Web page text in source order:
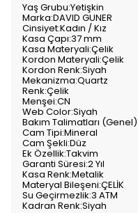
Yaş Grubu:Yetişkin
Marka:DAVID GUNER
Cinsiyet:Kadın / Kız
Kasa Çapı:37 mm
Kasa Materyali:Çelik
Kordon Materyali:Çelik
Kordon Renk:Siyah
Mekanizma:Quartz
Renk:Çelik
Menşei:CN
Web Color:Siyah
Bakım Talimatları
Cam Tipi:Mineral
Cam Şekli:Düz
Ek Özellik:Takvim
Garanti Süresi:2 Yıl
Kasa Renk:Metalik
Materyal Bileşeni:ÇELİK
Su Geçirmezlik:3 ATM
Kadran Renk:Siyah